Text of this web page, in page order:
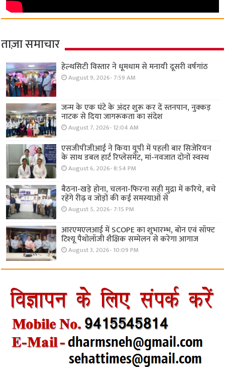
ताज़ा समाचार
हेल्थसिटी विस्तार ने धूमधाम से मनायी दूसरी वर्षगांठ
August 9, 2026- 7:59 AM
जन्म के एक घंटे के अंदर शुरू कर दें स्तनपान, नुक्कड़
नाटक से दिया जागरूकता का संदेश
August 7, 2026- 12:04 AM
एसजीपीजीआई ने किया यूपी में पहली बार सिजेरियन
के साथ डबल हार्ट रिप्लेसमेंट, मां-नवजात दोनों स्वस्थ
August 6, 2026- 8:54 PM
बैठना-खड़े होना, चलना-फिरना सही मुद्रा में करिये, बचे
रहेंगे रीढ़ व जोड़ों की कई समस्याओं से
August 5, 2026- 7:15 PM
आरएमएलआई में SCOPE का शुभारम्भ, बोन एवं सॉफ्ट
टिश्यू पैथोलॉजी शैक्षिक सम्मेलन से करेगा आगाज
August 3, 2026- 10:09 PM